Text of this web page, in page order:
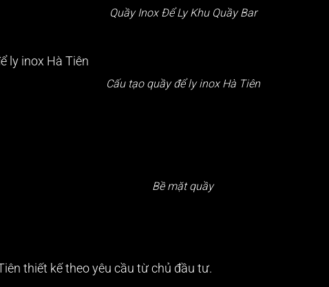
Quầy Inox Để Ly Khu Quầy Bar
Cấu tạo quầy để ly inox Hà Tiên
Bề mặt quầy
thiết kế theo yêu cầu từ chủ đầu tư.